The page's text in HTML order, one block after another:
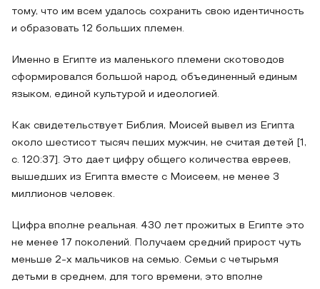
тому, что им всем удалось сохранить свою идентичность
и образовать 12 больших племен.
Именно в Египте из маленького племени скотоводов
сформировался большой народ, объединенный единым
языком, единой культурой и идеологией.
Как свидетельствует Библия, Моисей вывел из Египта
около шестисот тысяч пеших мужчин, не считая детей [1,
с. 120:37]. Это дает цифру общего количества евреев,
вышедших из Египта вместе с Моисеем, не менее 3
миллионов человек.
Цифра вполне реальная. 430 лет прожитых в Египте это
не менее 17 поколений. Получаем средний прирост чуть
меньше 2-х мальчиков на семью. Семьи с четырьмя
детьми в среднем, для того времени, это вполне